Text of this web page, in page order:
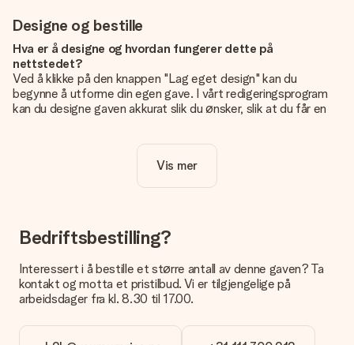
Designe og bestille
Hva er å designe og hvordan fungerer dette på
nettstedet?
Ved å klikke på den knappen "Lag eget design" kan du
begynne å utforme din egen gave. I vårt redigeringsprogram
kan du designe gaven akkurat slik du ønsker, slik at du får en
å gjøre gaven din helt unik.
Er eget design inkludert i prisen?
Hvordan vet jeg om bildt mitt er av riktig kvalitet?
Derfor er det viktig å bruke bilder av høy kvalitet. Hvis du er
usikker på kvaliteten på bildet ditt, kan du kontakte vår
kundeservice og legge ved bildet ditt sammen med gaven du
Vis mer
Bedriftsbestilling?
Interessert i å bestille et større antall av denne gaven? Ta
kontakt og motta et pristilbud. Vi er tilgjengelige på
arbeidsdager fra kl. 8.30 til 17.00.